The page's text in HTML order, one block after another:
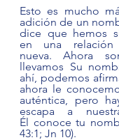
Esto es mucho
adición de un
dice que hemos
en una relación
nueva. Ahora
llevamos Su
ahí, podemos
ahora le
auténtica, pero
escapa a
Él conoce tu
43:1; Jn 10).